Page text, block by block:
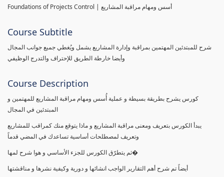
Foundations of Projects Control | أسس ومهام مراقبة المشاريع
Course Subtitle
شرح للمبتدئين المهتمين بمراقبة وإدارة المشاريع يشمل ويُغطي جميع جوانب المجال
وأيضا خارطة الطريق للإحتراف والتدرج الوظيفي
Course Description
كورس يشرح بطريقة بسيطة و عملية أُسس ومهام مراقبة المشاريع للمهتمين و
المبتدئين في المجال
يبدأ الكورس بتعريف ومعنى مراقبة المشاريع و ماذا يتوقع منك كمراقب للمشاريع
وتعريف لمصطلحات أساسية تساعدك في المضي قدماً
ثم يتطرّق الكورس للجزء الأساسي و هوا شرح لمها�
أيضاً تم شرح أهم التقارير الواجب انشائها و دورية وكيفية نشرها و مناقشتها